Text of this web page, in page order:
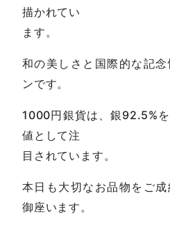
描かれてい
ます。
和の美しさと国際的な記
ンです。
1000円銀貨は、銀92.5%
値として注
目されています。
本日も大切なお品物をご
御座います。